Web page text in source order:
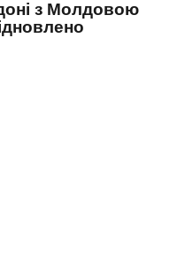
з Молдовою